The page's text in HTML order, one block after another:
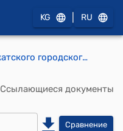
KG RU
Постановление Ноокатского городского Кенеша от 27 сентября 2012 года № XXIX-5 "«Обращение №182 участников Баткенских и других локальных столкновений от 24.08.2012 г. о выделении земельного участка в центральном парке отдыха г. Ноокат для строительства памятника погибшим при защите Родины в Баткенской войне 1999-2000 г.г.»"
Ссылающиеся документы
Сравнение